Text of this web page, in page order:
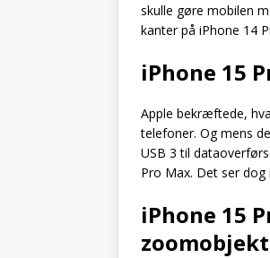
skulle gøre mobilen
kanter på iPhone 14
iPhone 15
Apple bekræftede,
telefoner. Og mens
USB 3 til
Pro Max. Det ser
iPhone 15